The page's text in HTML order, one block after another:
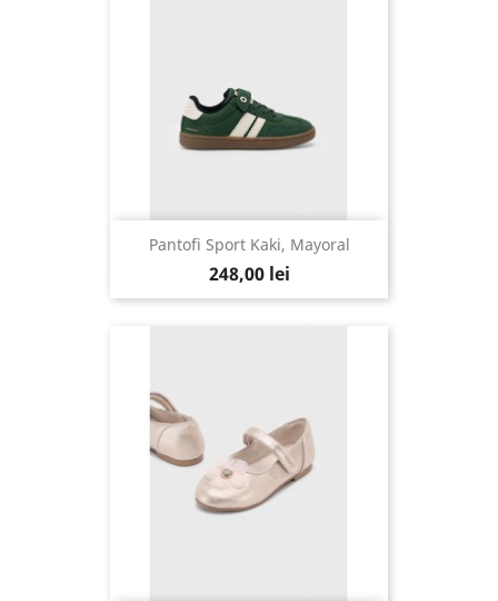
Pantofi Sport Kaki, Mayoral
248,00 lei